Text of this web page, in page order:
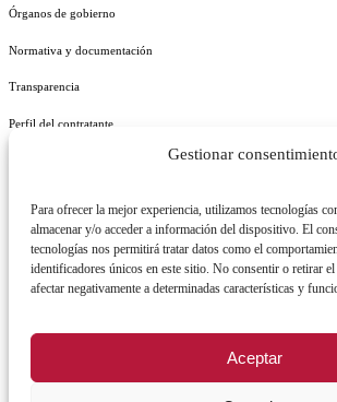
Gestionar
Para ofrecer la mejor experiencia, utilizamos tecnologías
almacenar y/o acceder a información del dispositivo. El
tecnologías nos permitirá tratar datos como el
identificadores únicos en este sitio. No consentir o retirar
afectar negativamente a determinadas características y
Aceptar
Órganos de gobierno
Normativa y documentación
Transparencia
Perfil del contratante
REGISTRO DE ACTIVIDADES